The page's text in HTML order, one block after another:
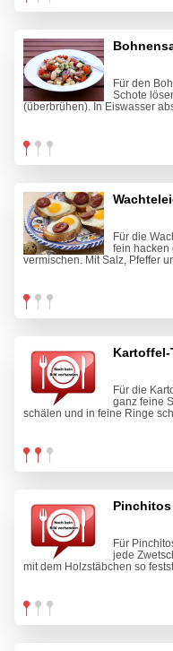
Für den
Schote
(überbrühen). In Eiswasser
Für die
fein hacken
vermischen. Mit Salz, Pfeffer
Für die
ganz feine
schälen und in feine Ringe
Für
jede
mit dem Holzstäbchen so